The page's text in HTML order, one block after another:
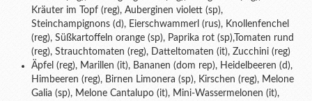
Kräuter im Topf (reg), Auberginen violett (sp),
Steinchampignons (d), Eierschwammerl (rus), Knollenfenchel
(reg), Süßkartoffeln orange (sp), Paprika rot (sp),Tomaten rund
(reg), Strauchtomaten (reg), Datteltomaten (it), Zucchini (reg)
Äpfel (reg), Marillen (it), Bananen (dom rep), Heidelbeeren (d),
Himbeeren (reg), Birnen Limonera (sp), Kirschen (reg), Melone
Galia (sp), Melone Cantalupo (it), Mini-Wassermelonen (it),